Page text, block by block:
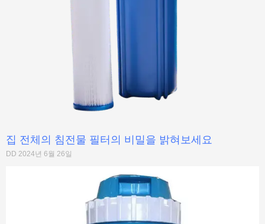
집 전체의 침전물 필터의 비밀을 밝혀보세요
DD 2024년 6월 26일